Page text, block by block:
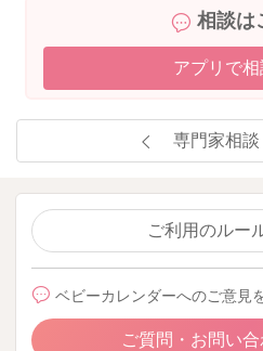
相談は
アプリで相
専門家相
ご利用のルー
ベビーカレンダーへのご意見
ご質問・お問い